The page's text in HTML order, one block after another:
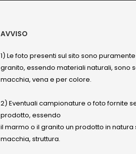
AVVISO
1) Le foto presenti sul sito sono
granito, essendo materiali naturali, sono
macchia, vena e per colore.
2) Eventuali campionature o foto fornite
prodotto, essendo
il marmo o il granito un prodotto in
macchia, struttura.